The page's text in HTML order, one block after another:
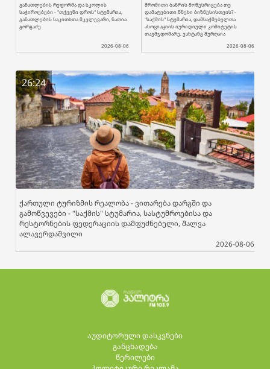
განათლების რეფორმა და სკოლის
საჭიროებები - "თქვენი დროს" სტუმარია,
განათლების საკითხთა მკვლევარი, ნათია
გორგაძე
2026-08-06
შრომითი ბაზრის მოწესრიგება თუ
დამატებითი წნეხი ბიზნესისთვის? -
"საქმის" სტუმარია, დამსაქმებელთა
ასოციაციის იურიდიული კომიტეტის
თავმჯდომარე, ვახტანგ შურღაია
2026-08-06
26:24
ქართული ტურიზმის რეალობა - ვითარება დარგში და
გამოწვევები - "საქმის" სტუმარია, სასტუმროებისა და
რესტორნების ფედერაციის დამფუძნებელი, შალვა
ალავერდაშვილი
2026-08-06
აუდიტორული დასკვნები
განცხადება
წერილები